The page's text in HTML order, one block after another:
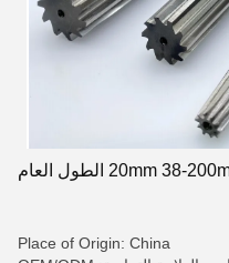
Place of Origin: China